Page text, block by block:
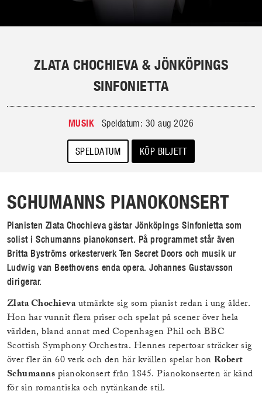
ZLATA CHOCHIEVA & JÖNKÖPINGS
SINFONIETTA
MUSIK Speldatum: 30 aug 2026
SPELDATUM KÖP BILJETT
SCHUMANNS PIANOKONSERT
Pianisten Zlata Chochieva gästar Jönköpings Sinfonietta som
solist i Schumanns pianokonsert. På programmet står även
Britta Byströms orkesterverk Ten Secret Doors och musik ur
Ludwig van Beethovens enda opera. Johannes Gustavsson
dirigerar.
Zlata Chochievautmärkte sig som pianist redan i ung ålder.
Hon har vunnit flera priser och spelat på scener över hela
världen, bland annat med Copenhagen Phil och BBC
Scottish Symphony Orchestra. Hennes repertoar sträcker sig
över fler än 60 verk och den här kvällen spelar honRobert
Schumannspianokonsert från 1845. Pianokonserten är känd
för sin romantiska och nytänkande stil.